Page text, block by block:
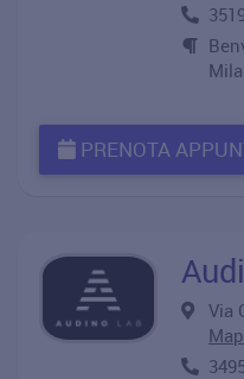
PRENOTA
Via